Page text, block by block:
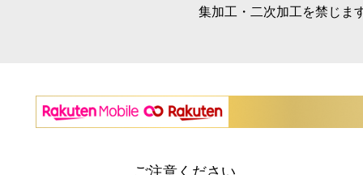
集加工・二次加工を禁じま